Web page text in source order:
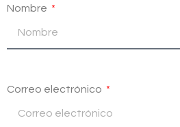
Nombre
Correo electrónico